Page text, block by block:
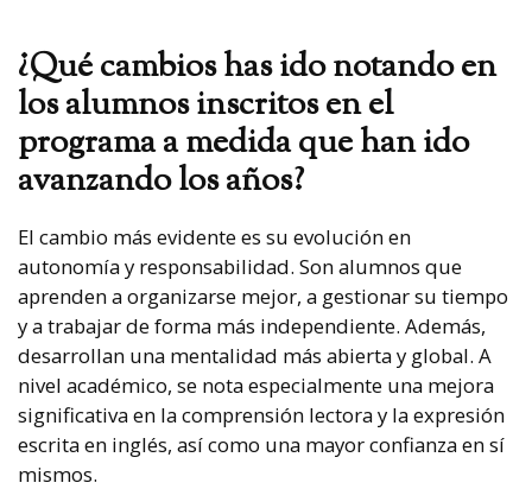
¿Qué cambios has ido notando en
los alumnos inscritos en el
programa a medida que han ido
avanzando los años?
El cambio más evidente es su evolución en
autonomía y responsabilidad. Son alumnos que
aprenden a organizarse mejor, a gestionar su tiempo
y a trabajar de forma más independiente. Además,
desarrollan una mentalidad más abierta y global. A
nivel académico, se nota especialmente una mejora
significativa en la comprensión lectora y la expresión
escrita en inglés, así como una mayor confianza en sí
mismos.